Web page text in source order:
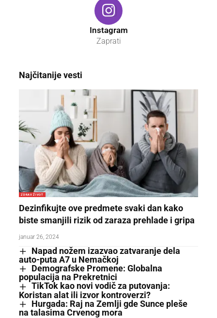
Instagram
Zaprati
Najčitanije vesti
ZDRAV ŽIVOT
Dezinfikujte ove predmete svaki dan kako
biste smanjili rizik od zaraza prehlade i gripa
januar 26, 2024
Napad nožem izazvao zatvaranje dela
auto-puta A7 u Nemačkoj
Demografske Promene: Globalna
populacija na Prekretnici
TikTok kao novi vodič za putovanja:
Koristan alat ili izvor kontroverzi?
Hurgada: Raj na Zemlji gde Sunce pleše
na talasima Crvenog mora